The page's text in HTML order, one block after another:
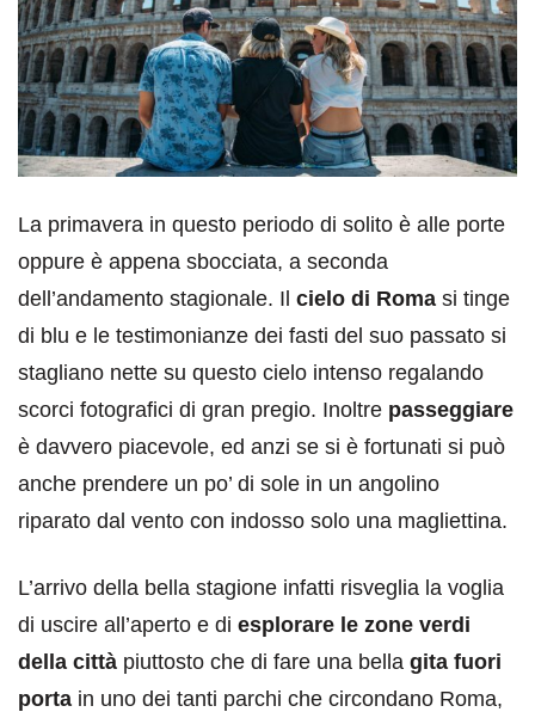
La primavera in questo periodo di solito è alle porte
oppure è appena sbocciata, a seconda
dell’andamento stagionale. Il cielo di Roma si tinge
di blu e le testimonianze dei fasti del suo passato si
stagliano nette su questo cielo intenso regalando
scorci fotografici di gran pregio. Inoltre passeggiare
è davvero piacevole, ed anzi se si è fortunati si può
anche prendere un po’ di sole in un angolino
riparato dal vento con indosso solo una magliettina.
L’arrivo della bella stagione infatti risveglia la voglia
di uscire all’aperto e di esplorare le zone verdi
della città piuttosto che di fare una bella gita fuori
porta in uno dei tanti parchi che circondano Roma,